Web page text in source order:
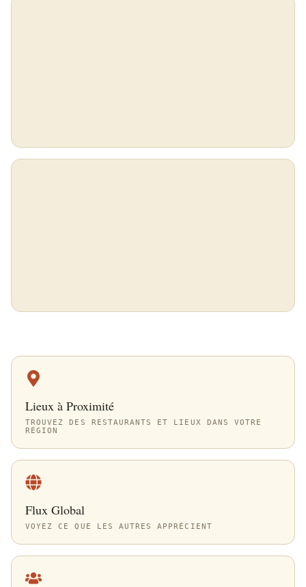
Lieux à Proximité
TROUVEZ DES RESTAURANTS ET LIEUX DANS VOTRE
RÉGION
Flux Global
VOYEZ CE QUE LES AUTRES APPRÉCIENT